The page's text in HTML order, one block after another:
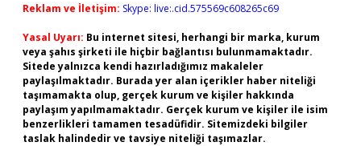
Reklam ve İletişim: Skype: live:.cid.575569c608265c69
Yasal Uyarı: Bu internet sitesi, herhangi bir marka, kurum
veya şahıs şirketi ile hiçbir bağlantısı bulunmamaktadır.
Sitede yalnızca kendi hazırladığımız makaleler
paylaşılmaktadır. Burada yer alan içerikler haber niteliği
taşımamakta olup, gerçek kurum ve kişiler hakkında
paylaşım yapılmamaktadır. Gerçek kurum ve kişiler ile isim
benzerlikleri tamamen tesadüfidir. Sitemizdeki bilgiler
taslak halindedir ve tavsiye niteliği taşımazlar.